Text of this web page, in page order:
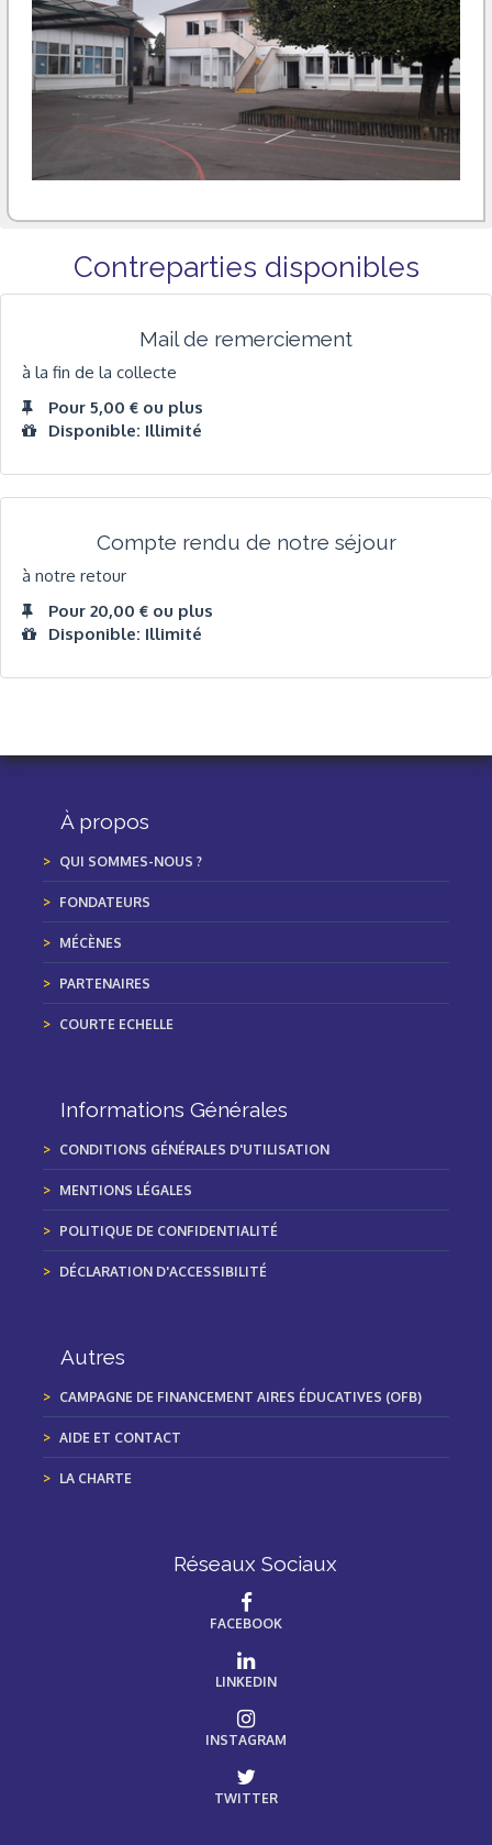
Contreparties disponibles
Mail de remerciement
à la fin de la collecte
Pour 5,00 € ou plus
Disponible: Illimité
Compte rendu de notre séjour
à notre retour
Pour 20,00 € ou plus
Disponible: Illimité
À propos
QUI SOMMES-NOUS ?
FONDATEURS
MÉCÈNES
PARTENAIRES
COURTE ECHELLE
Informations Générales
CONDITIONS GÉNÉRALES D'UTILISATION
MENTIONS LÉGALES
POLITIQUE DE CONFIDENTIALITÉ
DÉCLARATION D'ACCESSIBILITÉ
Autres
CAMPAGNE DE FINANCEMENT AIRES ÉDUCATIVES (OFB)
AIDE ET CONTACT
LA CHARTE
Réseaux Sociaux
FACEBOOK
LINKEDIN
INSTAGRAM
TWITTER